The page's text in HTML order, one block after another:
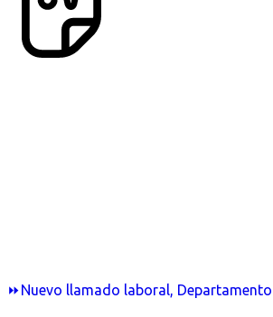
⏩Nuevo llamado laboral, Departamento